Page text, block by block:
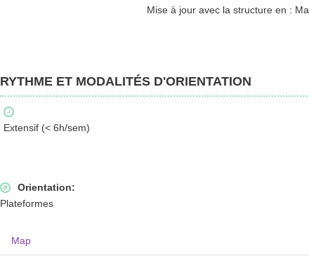
Mise à jour avec la structure en :
RYTHME ET MODALITÉS D'ORIENTATION
Extensif (< 6h/sem)
Orientation:
Plateformes
Map